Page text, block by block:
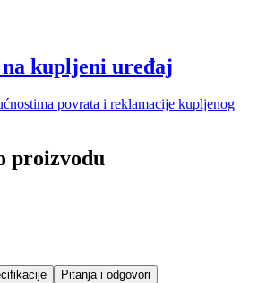
kupljeni uređaj
povrata i reklamacije kupljenog
proizvodu
Pitanja i odgovori